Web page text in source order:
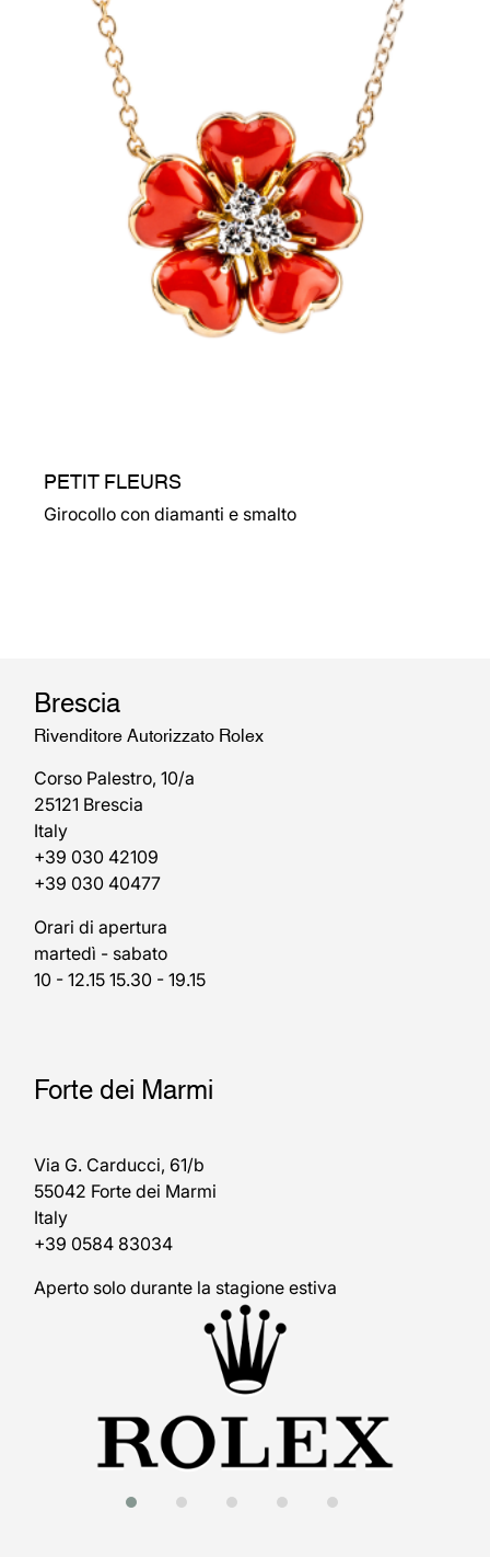
PETIT FLEURS
Girocollo con diamanti e smalto
Brescia
Rivenditore Autorizzato Rolex
Corso Palestro, 10/a
25121 Brescia
Italy
+39 030 42109
+39 030 40477
Orari di apertura
martedì - sabato
10 - 12.15 15.30 - 19.15
Forte dei Marmi
Via G. Carducci, 61/b
55042 Forte dei Marmi
Italy
+39 0584 83034
Aperto solo durante la stagione estiva